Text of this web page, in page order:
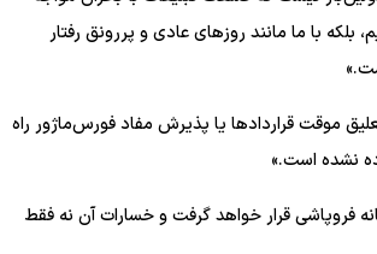
با ما مانند روزهای عادی و پررونق رفتار
موقت قراردادها یا پذیرش مفاد فورس‌ماژور راه
نشده است.»
فروپاشی قرار خواهد گرفت و خسارات آن نه فقط